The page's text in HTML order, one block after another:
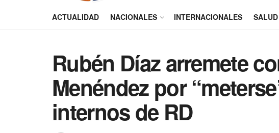
ACTUALIDAD NACIONALES INTERNACIONALES SALUD
Rubén Díaz arremete
Menéndez por
internos de RD